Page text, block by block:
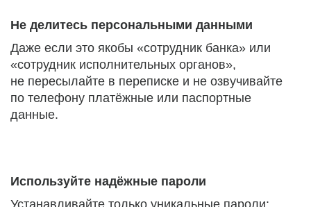
Не делитесь персональными данными
Даже если это якобы «сотрудник банка» или
«сотрудник исполнительных органов»,
не пересылайте в переписке и не озвучивайте
по телефону платёжные или паспортные
данные.
Используйте надёжные пароли
Устанавливайте только уникальные пароли: